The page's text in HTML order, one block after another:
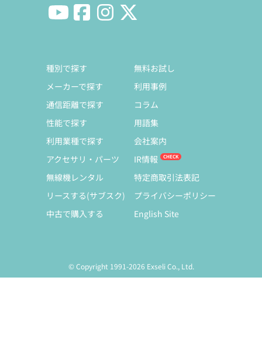
種別で探す
メーカーで探す
通信距離で探す
性能で探す
利用業種で探す
アクセサリ・パーツ
無線機レンタル
リースする(サブスク)
中古で購入する
無料お試し
利用事例
コラム
用語集
会社案内
IR情報
特定商取引法表記
プライバシーポリシー
English Site
© Copyright 1991-2026 Exseli Co., Ltd.